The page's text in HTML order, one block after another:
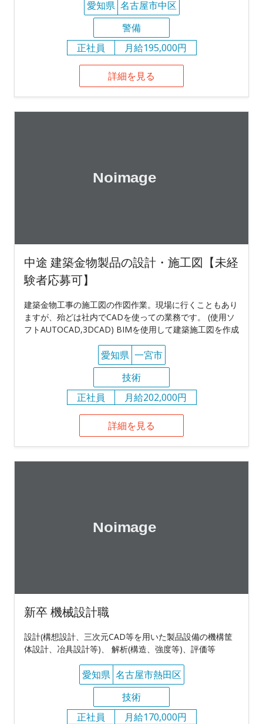
愛知県 名古屋市中区
警備
正社員
月給195,000円
詳細を見る
中途 建築金物製品の設計・施工図【未経
験者応募可】
建築金物工事の施工図の作図作業。現場に行くこともあり
ますが、殆どは社内でCADを使っての業務です。 (使用ソ
フトAUTOCAD,3DCAD) BIMを使用して建築施工図を作成
愛知県 一宮市
技術
正社員
月給202,000円
詳細を見る
新卒 機械設計職
設計(構想設計、三次元CAD等を用いた製品設備の機構筐
体設計、冶具設計等)、 解析(構造、強度等)、評価等
愛知県 名古屋市熱田区
技術
正社員
月給170,000円